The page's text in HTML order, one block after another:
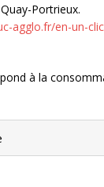
Portrieux.
agglo.fr/en-un-
à la